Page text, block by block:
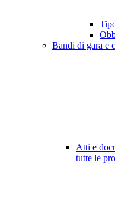
Bandi di gara e
Atti e
tutte le